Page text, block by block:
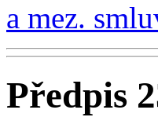
a mez.
Předpis